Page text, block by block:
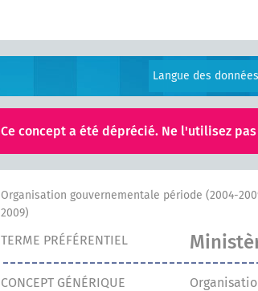
Langue des données
Ce concept a été déprécié. Ne l'utilisez
Organisation gouvernementale période (2004-
2009)
TERME PRÉFÉRENTIEL
CONCEPT GÉNÉRIQUE